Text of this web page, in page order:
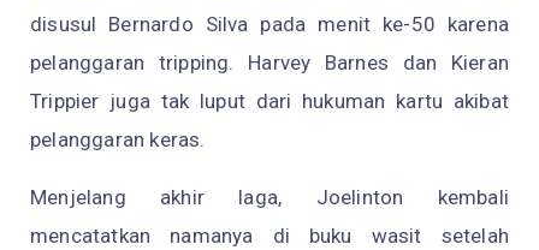
disusul Bernardo Silva pada menit ke-50 karena
pelanggaran tripping. Harvey Barnes dan Kieran
Trippier juga tak luput dari hukuman kartu akibat
pelanggaran keras.
Menjelang akhir laga, Joelinton kembali
mencatatkan namanya di buku wasit setelah